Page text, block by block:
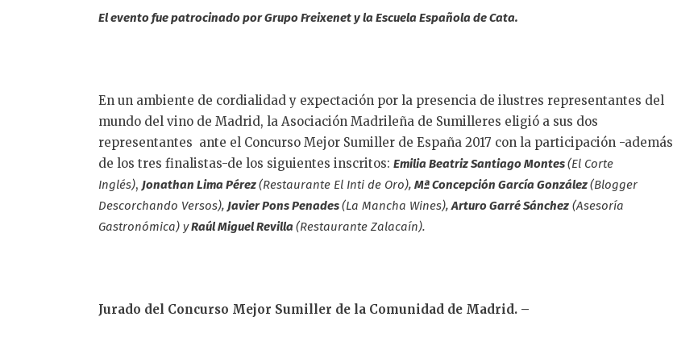
El evento fue patrocinado por Grupo Freixenet y la Escuela Española de Cata.
En un ambiente de cordialidad y expectación por la presencia de ilustres representantes del
mundo del vino de Madrid, la Asociación Madrileña de Sumilleres eligió a sus dos
representantes ante el Concurso Mejor Sumiller de España 2017 con la participación -además
de los tres finalistas-de los siguientes inscritos: Emilia Beatriz Santiago Montes(El Corte
Inglés), Jonathan Lima Pérez(Restaurante El Inti de Oro), Mª Concepción García González(Blogger
Descorchando Versos), Javier Pons Penades(La Mancha Wines),Arturo Garré Sánchez (Asesoría
Gastronómica) yRaúl Miguel Revilla (Restaurante Zalacaín).
Jurado del Concurso Mejor Sumiller de la Comunidad de Madrid. –